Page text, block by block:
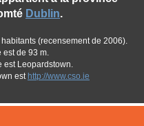
Dublin.
(recensement de 2006).
est de 93 m.
est Leopardstown.
est http://www.cso.ie